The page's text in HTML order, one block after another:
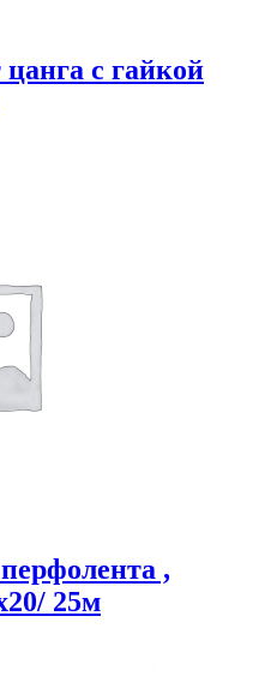
с гайкой
,
25м